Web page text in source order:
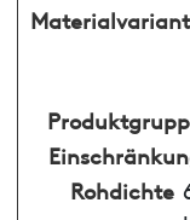
Rohdichte